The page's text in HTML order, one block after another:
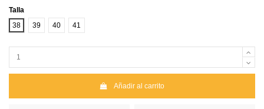
Talla
38
39 40 41
Añadir al carrito